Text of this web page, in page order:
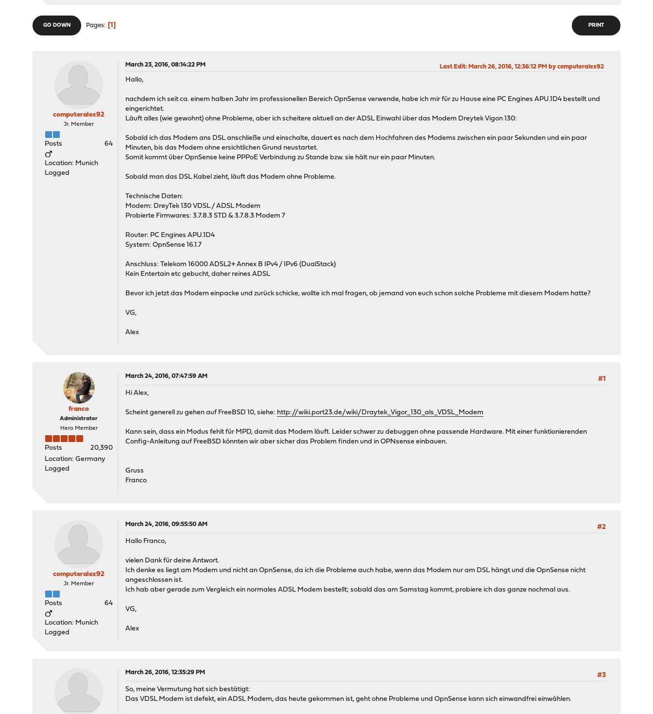
PRINT
GO DOWN Pages 1
computeralex92
Jr. Member
Posts 64
Location: Munich
Logged
March 23, 2016, 08:14:22 PM Last Edit: March 26, 2016, 12:36:12 PM by computeralex92
Hallo,
nachdem ich seit ca. einem halben Jahr im professionellen Bereich OpnSense verwende, habe ich mir für zu Hause eine PC Engines APU.1D4 bestellt und
eingerichtet.
Läuft alles (wie gewohnt) ohne Probleme, aber ich scheitere aktuell an der ADSL Einwahl über das Modem Dreytek Vigon 130:
Sobald ich das Modem ans DSL anschließe und einschalte, dauert es nach dem Hochfahren des Modems zwischen ein paar Sekunden und ein paar
Minuten, bis das Modem ohne ersichtlichen Grund neustartet.
Somit kommt über OpnSense keine PPPoE Verbindung zu Stande bzw. sie hält nur ein paar Minuten.
Sobald man das DSL Kabel zieht, läuft das Modem ohne Probleme.
Technische Daten:
Modem: DreyTek 130 VDSL / ADSL Modem
Probierte Firmwares: 3.7.8.3 STD & 3.7.8.3 Modem 7
Router: PC Engines APU.1D4
System: OpnSense 16.1.7
Anschluss: Telekom 16000 ADSL2+ Annex B IPv4 / IPv6 (DualStack)
Kein Entertain etc gebucht, daher reines ADSL
Bevor ich jetzt das Modem einpacke und zurück schicke, wollte ich mal fragen, ob jemand von euch schon solche Probleme mit diesem Modem hatte?
VG,
Alex
franco
Administrator
Hero Member
Posts
20,390
Location: Germany
Logged
March 24, 2016, 07:47:59 AM
#1
Hi Alex,
Scheint generell zu gehen auf FreeBSD 10, siehe: http://wiki.port23.de/wiki/Draytek_Vigor_130_als_VDSL_Modem
Kann sein, dass ein Modus fehlt für MPD, damit das Modem läuft. Leider schwer zu debuggen ohne passende Hardware. Mit einer funktionierenden
Config-Anleitung auf FreeBSD könnten wir aber sicher das Problem finden und in OPNsense einbauen.
Gruss
Franco
computeralex92
Jr. Member
Posts 64
Location: Munich
Logged
March 24, 2016, 09:55:50 AM
#2
Hallo Franco,
vielen Dank für deine Antwort.
Ich denke es liegt am Modem und nicht an OpnSense, da ich die Probleme auch habe, wenn das Modem nur am DSL hängt und die OpnSense nicht
angeschlossen ist.
Ich hab aber gerade zum Vergleich ein normales ADSL Modem bestellt; sobald das am Samstag kommt, probiere ich das ganze nochmal aus.
VG,
Alex
March 26, 2016, 12:35:29 PM
#3
So, meine Vermutung hat sich bestätigt:
Das VDSL Modem ist defekt, ein ADSL Modem, das heute gekommen ist, geht ohne Probleme und OpnSense kann sich einwandfrei einwählen.